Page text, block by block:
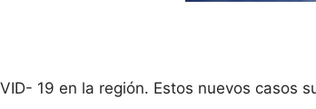
19 en la región. Estos nuevos casos